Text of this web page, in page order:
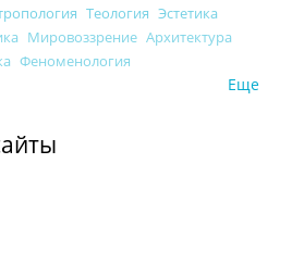
Теология Эстетика
Мировоззрение Архитектура
Феноменология
Еще